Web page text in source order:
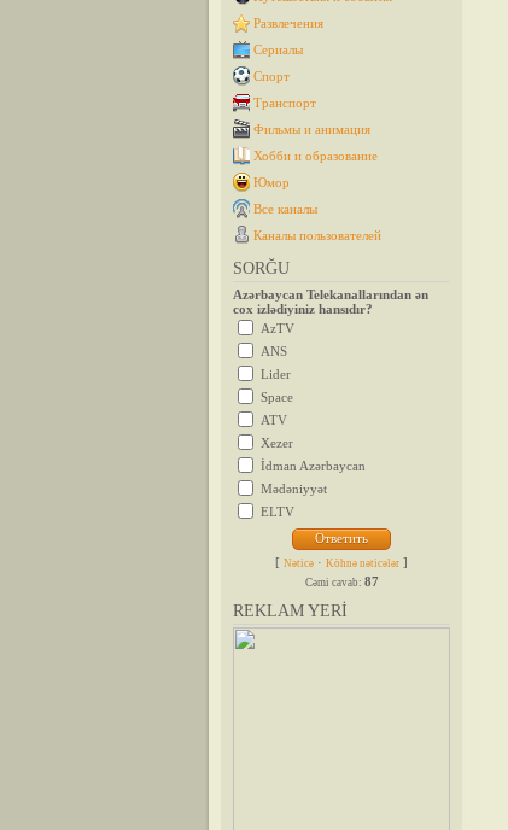
Развлечения
Сериалы
Спорт
Транспорт
Фильмы и анимация
Хобби и образование
Юмор
Все каналы
Каналы пользователей
SORĞU
Azərbaycan Telekanallarından ən
cox izlədiyiniz hansıdır?
AzTV
ANS
Lider
Space
ATV
Xezer
İdman Azərbaycan
Mədəniyyət
ELTV
[ Nəticə · Köhnə nəticələr ]
Cəmi cavab: 87
REKLAM YERİ